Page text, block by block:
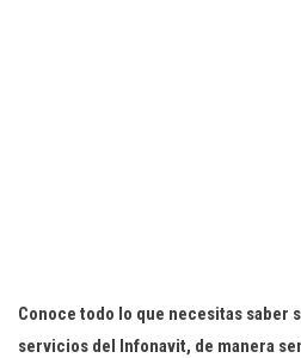
Conoce todo lo que necesitas
servicios del Infonavit, de manera